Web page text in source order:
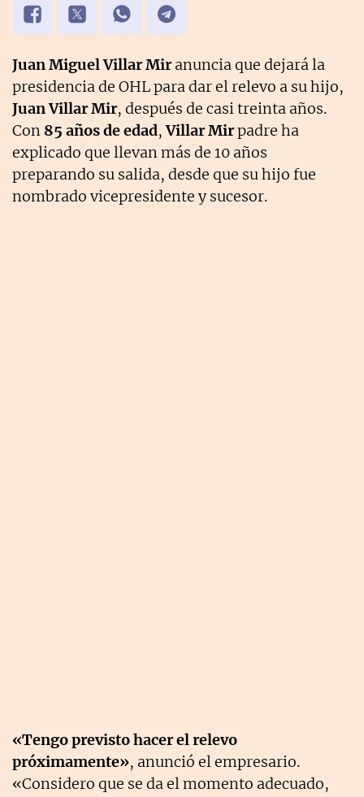
Juan Miguel Villar Miranuncia que dejará la
presidencia de OHL para dar el relevo a su hijo,
Juan Villar Mir, después de casi treinta años.
Con 85 años de edad,Villar Mirpadre ha
explicado que llevan más de 10 años
preparando su salida, desde que su hijo fue
nombrado vicepresidente y sucesor.
«Tengo previsto hacer el relevo
próximamente», anunció el empresario.
«Considero que se da el momento adecuado,